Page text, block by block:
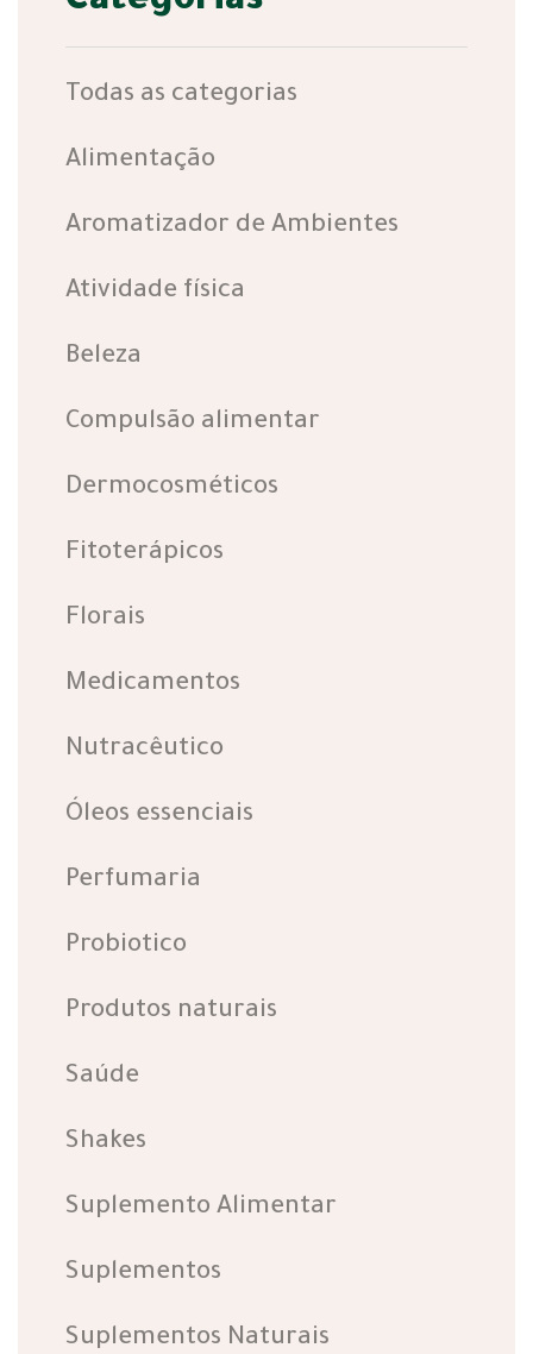
Todas as categorias
Alimentação
Aromatizador de Ambientes
Atividade física
Beleza
Compulsão alimentar
Dermocosméticos
Fitoterápicos
Florais
Medicamentos
Nutracêutico
Óleos essenciais
Perfumaria
Probiotico
Produtos naturais
Saúde
Shakes
Suplemento Alimentar
Suplementos
Suplementos Naturais